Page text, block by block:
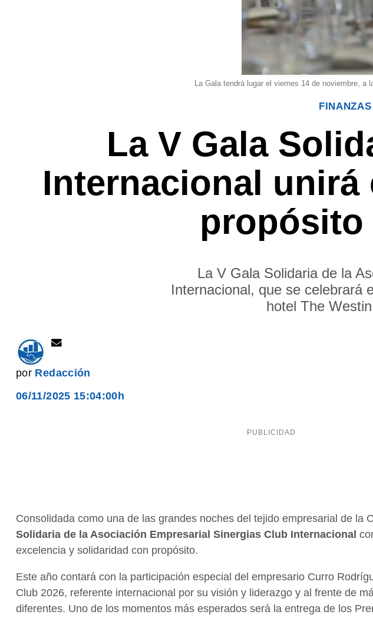
La Gala tendrá lugar el viernes 14 de noviembre,
La V Gala
Internacional unirá
propósito
La V Gala Solidaria de la
Internacional, que se celebrará
hotel The
por Redacción
06/11/2025 15:04:00h
Consolidada como una de las grandes noches del tejido empresarial de la
Solidaria de la Asociación Empresarial Sinergias Club Internacional
excelencia y solidaridad con propósito.
Este año contará con la participación especial del empresario Curro
Club 2026, referente internacional por su visión y liderazgo y al frente de
diferentes. Uno de los momentos más esperados será la entrega de los